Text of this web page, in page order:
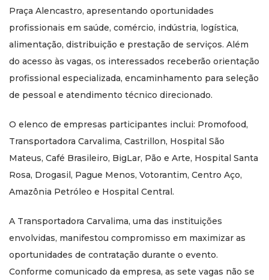
Praça Alencastro, apresentando oportunidades
profissionais em saúde, comércio, indústria, logística,
alimentação, distribuição e prestação de serviços. Além
do acesso às vagas, os interessados receberão orientação
profissional especializada, encaminhamento para seleção
de pessoal e atendimento técnico direcionado.
O elenco de empresas participantes inclui: Promofood,
Transportadora Carvalima, Castrillon, Hospital São
Mateus, Café Brasileiro, BigLar, Pão e Arte, Hospital Santa
Rosa, Drogasil, Pague Menos, Votorantim, Centro Aço,
Amazônia Petróleo e Hospital Central.
A Transportadora Carvalima, uma das instituições
envolvidas, manifestou compromisso em maximizar as
oportunidades de contratação durante o evento.
Conforme comunicado da empresa, as sete vagas não se